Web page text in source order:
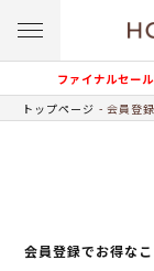
ファイナルセー
トップページ 会員登録
会員登録でお得な